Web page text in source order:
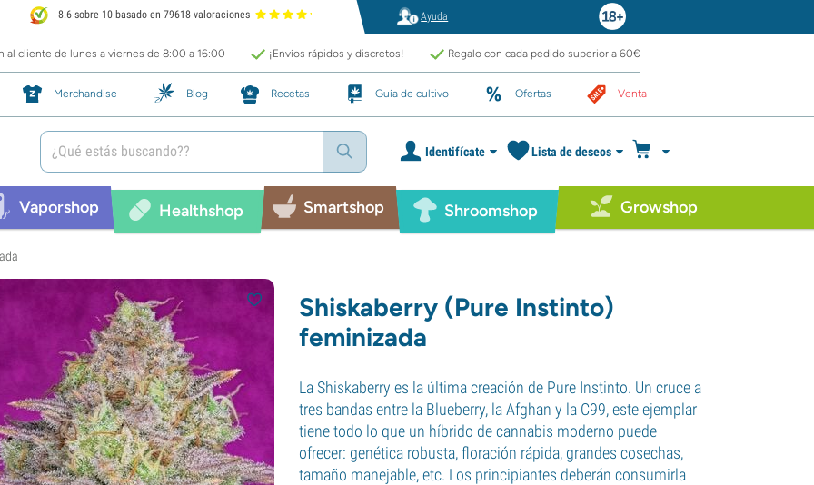
8.6 sobre 10 basado en 79618 valoraciones Ayuda
al cliente de lunes a viernes de 8:00 a 16:00 ¡Envíos rápidos y discretos! Regalo con cada pedido superior a 60€
Merchandise Blog Recetas Guía de cultivo Ofertas Venta
Identifícate Lista de deseos
Vaporshop Healthshop Smartshop Shroomshop Growshop
Shiskaberry (Pure Instinto)
feminizada
La Shiskaberry es la última creación de Pure Instinto. Un cruce a
tres bandas entre la Blueberry, la Afghan y la C99, este ejemplar
tiene todo lo que un híbrido de cannabis moderno puede
ofrecer: genética robusta, floración rápida, grandes cosechas,
tamaño manejable, etc. Los principiantes deberán consumirla